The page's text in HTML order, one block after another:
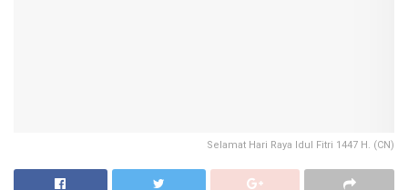
Selamat Hari Raya Idul Fitri 1447 H. (CN)